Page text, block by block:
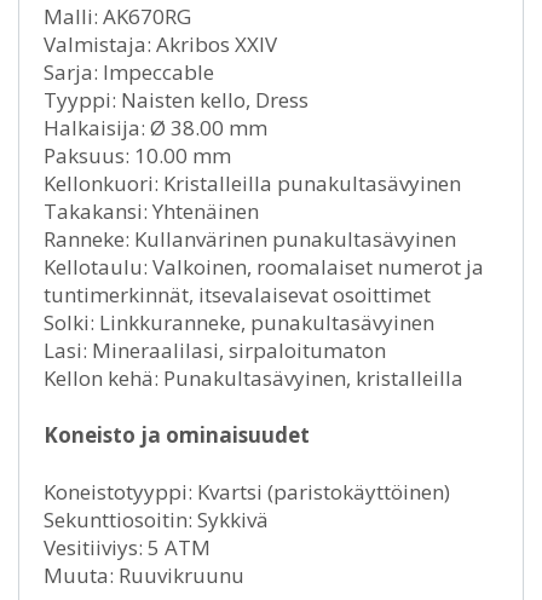
Malli: AK670RG
Valmistaja: Akribos XXIV
Sarja: Impeccable
Tyyppi: Naisten kello, Dress
Halkaisija: Ø 38.00 mm
Paksuus: 10.00 mm
Kellonkuori: Kristalleilla punakultasävyinen
Takakansi: Yhtenäinen
Ranneke: Kullanvärinen punakultasävyinen
Kellotaulu: Valkoinen, roomalaiset numerot ja
tuntimerkinnät, itsevalaisevat osoittimet
Solki: Linkkuranneke, punakultasävyinen
Lasi: Mineraalilasi, sirpaloitumaton
Kellon kehä: Punakultasävyinen, kristalleilla
Koneisto ja ominaisuudet
Koneistotyyppi: Kvartsi (paristokäyttöinen)
Sekunttiosoitin: Sykkivä
Vesitiiviys: 5 ATM
Muuta: Ruuvikruunu